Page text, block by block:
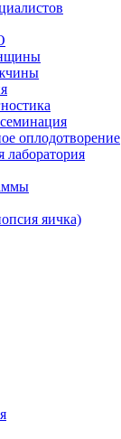
оплодотворение
лаборатория
яичка)